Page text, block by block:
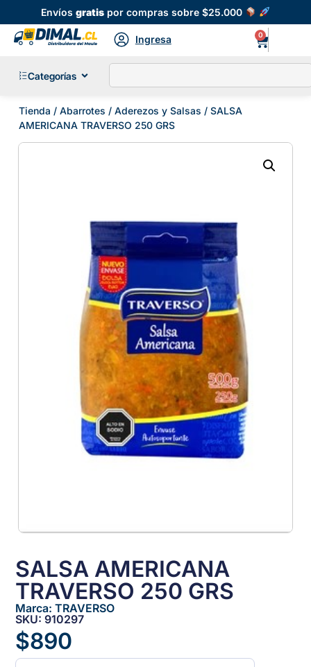
Envíosgratis por compras sobre $25.000
Ingresa 0
Categorías
Tienda / Abarrotes / Aderezos y Salsas / SALSA
AMERICANA TRAVERSO 250 GRS
SALSA AMERICANA
TRAVERSO 250 GRS
Marca:TRAVERSO
SKU: 910297
$890